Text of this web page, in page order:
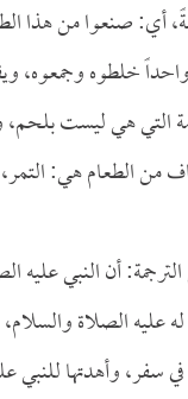
أي: صنعوا من هذا
خلطوه وجمعوه،
التي هي ليست
من الطعام هي:
أن النبي عليه
له عليه الصلاة
سفر، وأهدتها للنبي